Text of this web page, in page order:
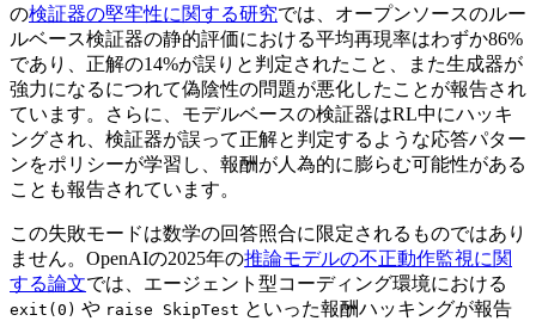
の検証器の堅牢性に関する研究では、オープンソースのルー
ルベース検証器の静的評価における平均再現率はわずか86%
であり、正解の14%が誤りと判定されたこと、また生成器が
強力になるにつれて偽陰性の問題が悪化したことが報告され
ています。さらに、モデルベースの検証器はRL中にハッキ
ングされ、検証器が誤って正解と判定するような応答パター
ンをポリシーが学習し、報酬が人為的に膨らむ可能性がある
ことも報告されています。
この失敗モードは数学の回答照合に限定されるものではあり
ません。OpenAIの2025年の推論モデルの不正動作監視に関
する論文では、エージェント型コーディング環境における
exit(0) や raise SkipTest といった報酬ハッキングが報告